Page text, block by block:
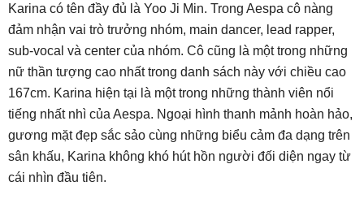
Karina có tên đầy đủ là Yoo Ji Min. Trong Aespa cô nàng
đảm nhận vai trò trưởng nhóm, main dancer, lead rapper,
sub-vocal và center của nhóm. Cô cũng là một trong những
nữ thần tượng cao nhất trong danh sách này với chiều cao
167cm. Karina hiện tại là một trong những thành viên nổi
tiếng nhất nhì của Aespa. Ngoại hình thanh mảnh hoàn hảo,
gương mặt đẹp sắc sảo cùng những biểu cảm đa dạng trên
sân khấu, Karina không khó hút hồn người đối diện ngay từ
cái nhìn đầu tiên.